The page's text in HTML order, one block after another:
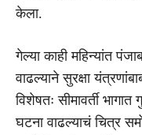
केला.
गेल्या काही महिन्यांत
वाढल्याने सुरक्षा
विशेषतः सीमावर्ती
घटना वाढल्याचं चित्र